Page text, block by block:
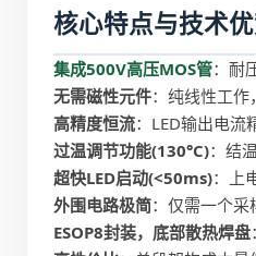
核心特点与技术
集成500V高压MOS管：耐
无需磁性元件：纯线性工
高精度恒流：LED输出电
过温调节功能(130°C)：结
超快LED启动(<50ms)：上
外围电路极简：仅需一个
ESOP8封装，底部散热焊盘